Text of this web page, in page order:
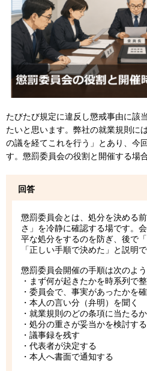
たびたび規定に違反し懲戒事由に該
たいと思います。弊社の就業規則に
の議を経てこれを行う」とあり、今
す。懲罰委員会の役割と開催する場
回答
懲罰委員会とは、処分を決める
さ」を冷静に確認する場です。
平な処分をするのを防ぎ、後で
「正しい手順で決めた」と説明
懲罰委員会開催の手順は次のよう
・まず何が起きたかを時系列で
・委員会で、事実があったかを
・本人の言い分（弁明）を聞く
・就業規則のどの条項に当たる
・処分の重さが妥当かを検討する
・議事録を残す
・代表者が決定する
・本人へ書面で通知する